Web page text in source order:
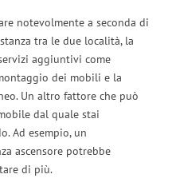
notevolmente a seconda di
tra le due località, la
aggiuntivi come
dei mobili e la
Un altro fattore che può
dal quale stai
Ad esempio, un
ascensore potrebbe
di più.